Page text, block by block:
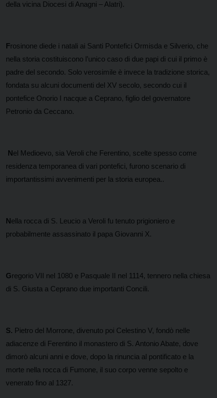
della vicina Diocesi di Anagni – Alatri).
Frosinone diede i natali ai Santi Pontefici Ormisda e Silverio, che
nella storia costituiscono l’unico caso di due papi di cui il primo è
padre del secondo. Solo verosimile è invece la tradizione storica,
fondata su alcuni documenti del XV secolo, secondo cui il
pontefice Onorio I nacque a Ceprano, figlio del governatore
Petronio da Ceccano.
N el Medioevo, sia Veroli che Ferentino, scelte spesso come
residenza temporanea di vari pontefici, furono scenario di
importantissimi avvenimenti per la storia europea..
N ella rocca di S. Leucio a Veroli fu tenuto prigioniero e
probabilmente assassinato il papa Giovanni X.
Gregorio VII nel 1080 e Pasquale II nel 1114, tennero nella chiesa
di S. Giusta a Ceprano due importanti Concili.
S. Pietro del Morrone, divenuto poi Celestino V, fondò nelle
adiacenze di Ferentino il monastero di S. Antonio Abate, dove
dimorò alcuni anni e dove, dopo la rinuncia al pontificato e la
morte nella rocca di Fumone, il suo corpo venne sepolto e
venerato fino al 1327.